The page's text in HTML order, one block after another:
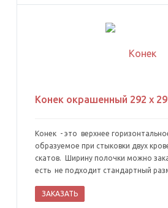
Конек окрашенный 292 х
Конек - это верхнее
образуемое при стыковки двух
скатов. Ширину полочки можно
есть не подходит стандартный
ЗАКАЗАТЬ